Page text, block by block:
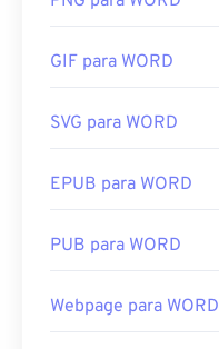
GIF para WORD
SVG para WORD
EPUB para WORD
PUB para WORD
Webpage para WORD